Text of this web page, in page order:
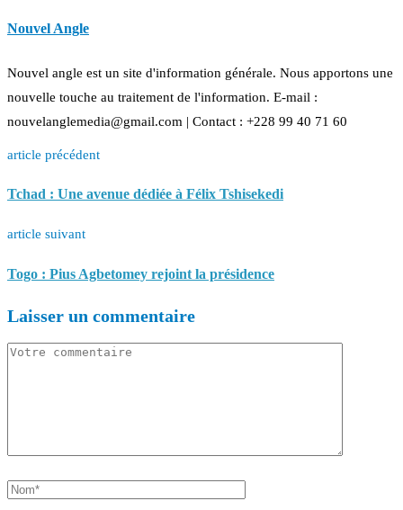
Nouvel Angle
Nouvel angle est un site d'information générale. Nous apportons une
nouvelle touche au traitement de l'information. E-mail :
nouvelanglemedia@gmail.com | Contact : +228 99 40 71 60
article précédent
Tchad : Une avenue dédiée à Félix Tshisekedi
article suivant
Togo : Pius Agbetomey rejoint la présidence
Laisser un commentaire